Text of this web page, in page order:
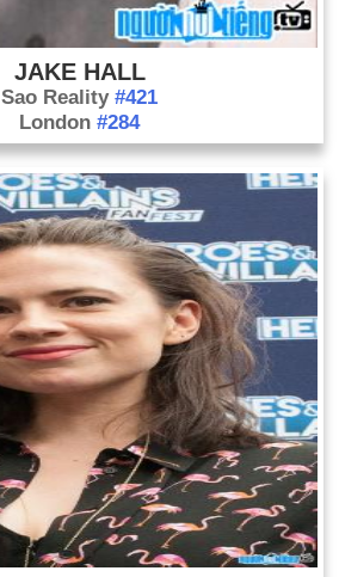
JAKE HALL
Sao Reality #421
London #284